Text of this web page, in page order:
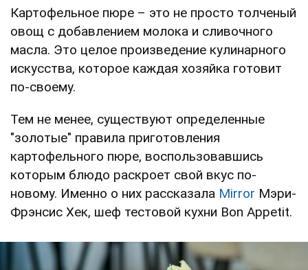
Картофельное пюре – это не просто толченый
овощ с добавлением молока и сливочного
масла. Это целое произведение кулинарного
искусства, которое каждая хозяйка готовит
по-своему.
Тем не менее, существуют определенные
"золотые" правила приготовления
картофельного пюре, воспользовавшись
которым блюдо раскроет свой вкус по-
новому. Именно о них рассказала Mirror Мэри-
Фрэнсис Хек, шеф тестовой кухни Bon Appetit.